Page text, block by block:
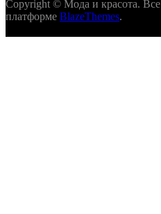
Copyright © Мода и красота.
платформе BlazeThemes.